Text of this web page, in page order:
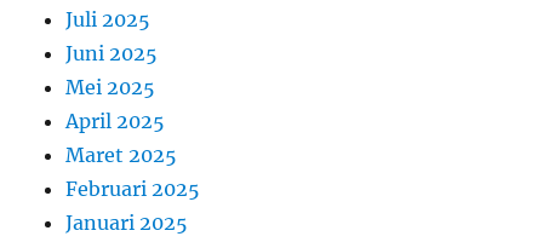
Juli 2025
Juni 2025
Mei 2025
April 2025
Maret 2025
Februari 2025
Januari 2025